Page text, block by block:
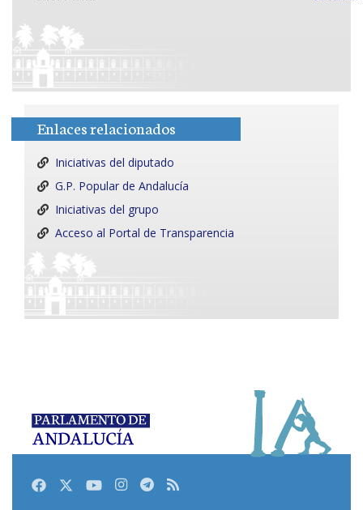
Enlaces relacionados
Iniciativas del diputado
G.P. Popular de Andalucía
Iniciativas del grupo
Acceso al Portal de Transparencia
FacebookTwitterYoutubeInstagram
Telegram
RSS